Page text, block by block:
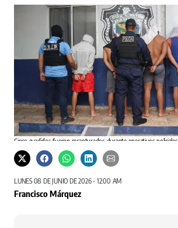
Cinco evadidos fueron recapturados durante operativos policiales.
LUNES 08 DE JUNIO DE 2026 - 12:00 AM
Francisco Márquez